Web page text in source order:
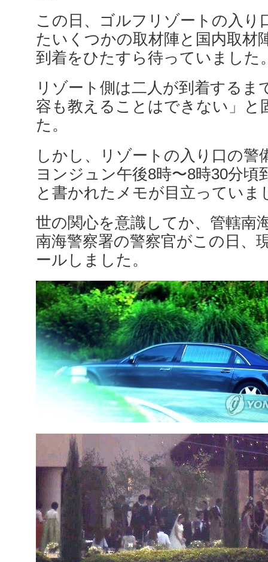
この日、ゴルフリゾートの入り
たいくつかの取材陣と国内取材
到着をひたすら待っていました
リゾート側は二人が到着するま
容も教えることはできない」と
た。
しかし、リゾートの入り口の警
ヨンジュン午後8時〜8時30分頃
と書かれたメモが目立っていま
世の関心を意識してか、管轄南
南海警察署の警察官がこの日、
ールしました。